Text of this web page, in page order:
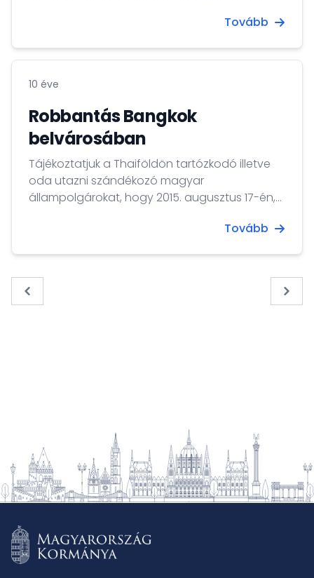
gazdaságdiplomáciáért felelős államtitkára, a
Tovább
10 éve
Robbantás Bangkok
belvárosában
Tájékoztatjuk a Thaiföldön tartózkodó illetve
oda utazni szándékozó magyar
állampolgárokat, hogy 2015. augusztus 17-én,
Bangkok belvárosában, a turisták által sűrűn
Tovább
« Previous Next